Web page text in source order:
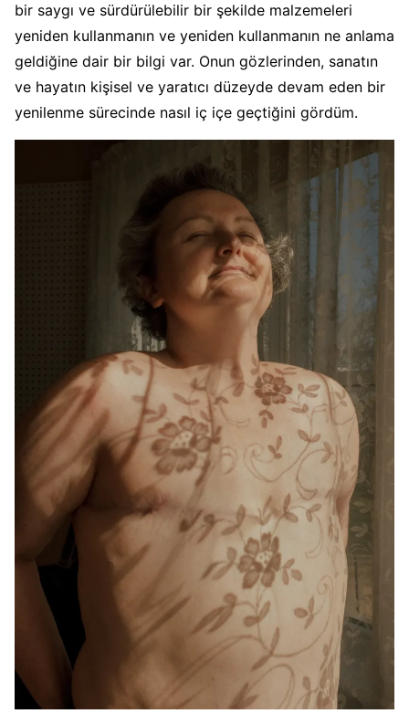
bir saygı ve sürdürülebilir bir şekilde malzemeleri
yeniden kullanmanın ve yeniden kullanmanın ne anlama
geldiğine dair bir bilgi var. Onun gözlerinden, sanatın
ve hayatın kişisel ve yaratıcı düzeyde devam eden bir
yenilenme sürecinde nasıl iç içe geçtiğini gördüm.